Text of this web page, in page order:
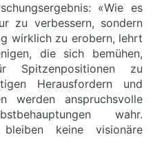
«Wie es
zu verbessern, sondern
wirklich zu erobern, lehrt
die sich bemühen,
Spitzenpositionen zu
Herausfordern und
werden anspruchsvolle
wahr.
bleiben keine visionäre